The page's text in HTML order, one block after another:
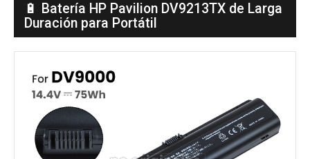
🔋 Batería HP Pavilion DV9213TX de Larga
Duración para Portátil